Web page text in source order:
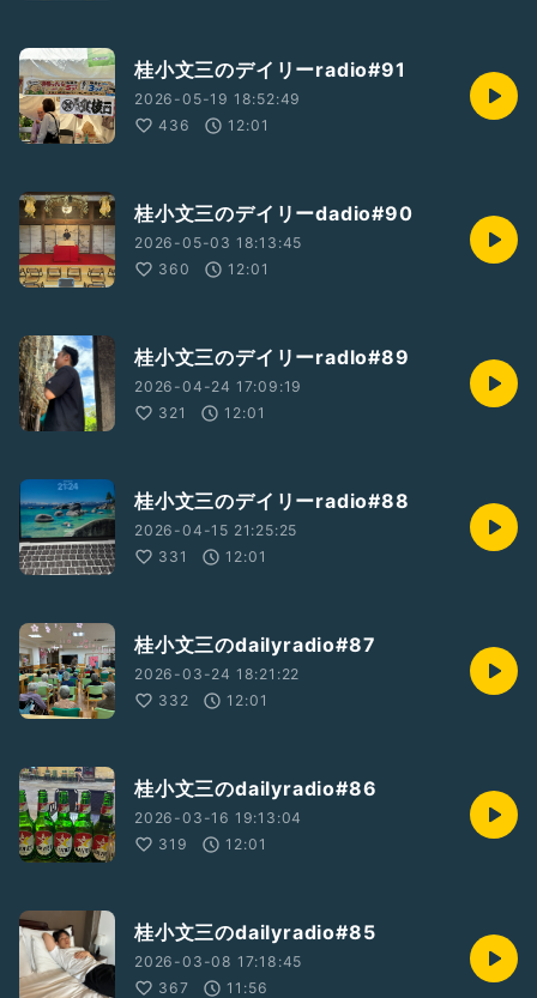
桂小文三のデイリーradio#91
2026-05-19 18:52:49
436
12:01
桂小文三のデイリーdadio#90
2026-05-03 18:13:45
360
12:01
桂小文三のデイリーradlo#89
2026-04-24 17:09:19
321
12:01
桂小文三のデイリーradio#88
2026-04-15 21:25:25
331
12:01
桂小文三のdailyradio#87
2026-03-24 18:21:22
332
12:01
桂小文三のdailyradio#86
2026-03-16 19:13:04
319
12:01
桂小文三のdailyradio#85
2026-03-08 17:18:45
367
11:56